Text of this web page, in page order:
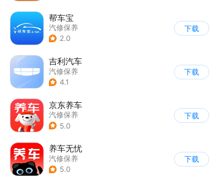
帮车宝
汽修保养
2.0
下载
吉利汽车
汽修保养
4.1
下载
京东养车
汽修保养
5.0
下载
养车无忧
汽修保养
5.0
下载